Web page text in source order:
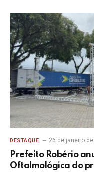
DESTAQUE 26 de janeiro
Prefeito Robério
Oftalmológica do